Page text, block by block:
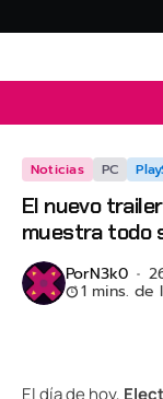
Noticias PC
El nuevo
muestra todo
PorN3k0
1 mins. de
El día de hoy,